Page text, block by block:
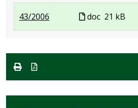
43/2006
Plik
formacie:
Rozmiar
21
Plik
w
doc 21 kB